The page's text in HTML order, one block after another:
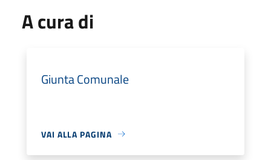
A cura di
Giunta Comunale
VAI ALLA PAGINA